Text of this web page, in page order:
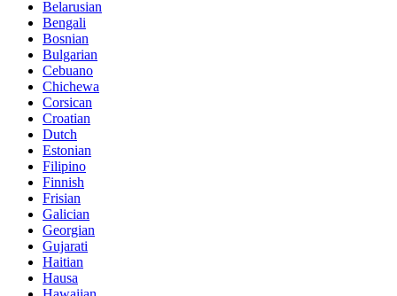
Belarusian
Bengali
Bosnian
Bulgarian
Cebuano
Chichewa
Corsican
Croatian
Dutch
Estonian
Filipino
Finnish
Frisian
Galician
Georgian
Gujarati
Haitian
Hausa